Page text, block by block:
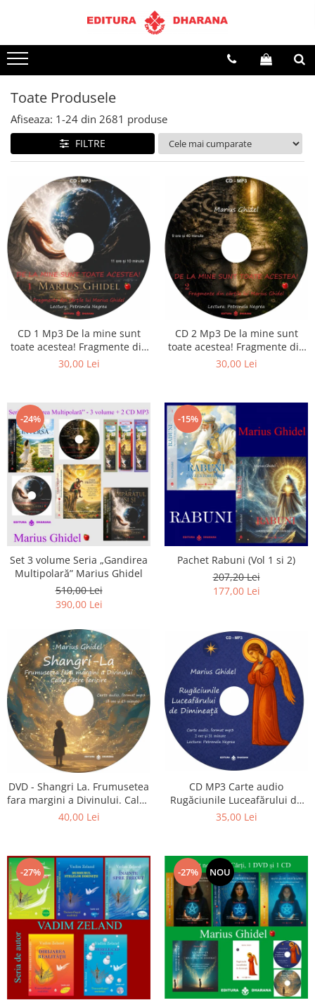
Terapii
Dietoterapie
Toate Produsele
Afiseaza: 1-24 din 2681 produse
FILTRE
CD 1 Mp3 De la mine sunt
toate acestea! Fragmente din
cărțile lui Marius Ghidel
30,00 Lei
CD 2 Mp3 De la mine sunt
toate acestea! Fragmente din
cărțile lui Marius Ghidel
30,00 Lei
-24%
Set 3 volume Seria „Gandirea
Multipolară” Marius Ghidel
510,00 Lei
390,00 Lei
-15%
Pachet Rabuni (Vol 1 si 2)
207,20 Lei
177,00 Lei
DVD - Shangri La. Frumusetea
fara margini a Divinului. Calea
catre fericire
40,00 Lei
CD MP3 Carte audio
Rugăciunile Luceafărului de
dimineață
35,00 Lei
-27% -27% NOU